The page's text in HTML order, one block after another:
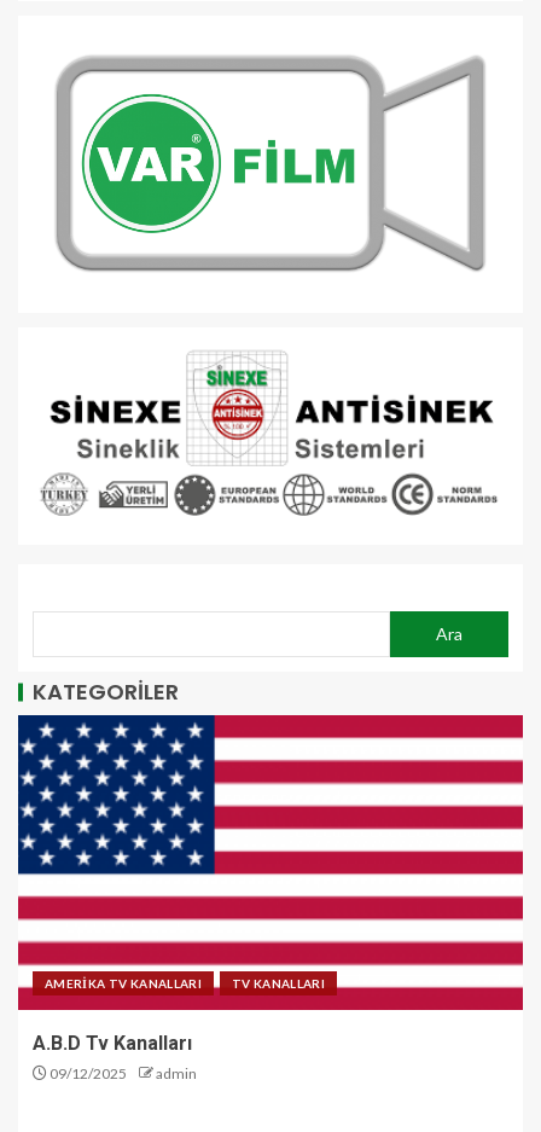
Ara
KATEGORİLER
AMERİKA TV KANALLARI TV KANALLARI
A.B.D Tv Kanalları
09/12/2025 admin